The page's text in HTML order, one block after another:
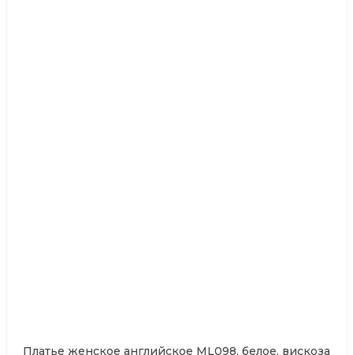
Платье женское английское ML098, белое, вискоза